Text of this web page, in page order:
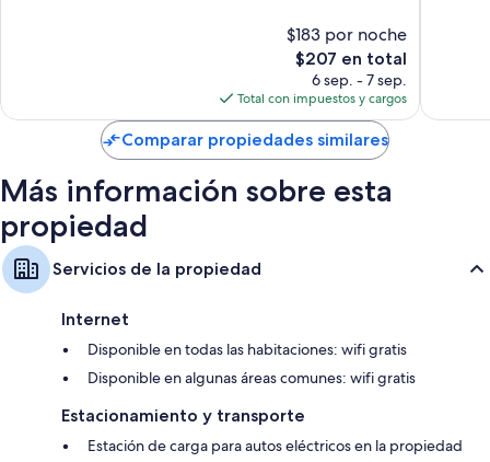
Televisiones LCD con canales de televisión premium
Balcones, camas infantiles gratuitas y cafeteras
$183 por noche
El
precio
actual
es
de
$207
$207 en total
6 sep. - 7 sep.
Total con impuestos y cargos
Comparar propiedades similares
Más información sobre esta
propiedad
Servicios de la propiedad
Internet
Disponible en todas las habitaciones: wifi gratis
Disponible en algunas áreas comunes: wifi gratis
Estacionamiento y transporte
Estación de carga para autos eléctricos en la propiedad